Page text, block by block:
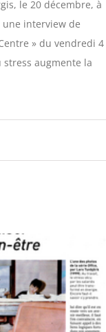
le 20 décembre, à
une interview de
» du vendredi 4
augmente la